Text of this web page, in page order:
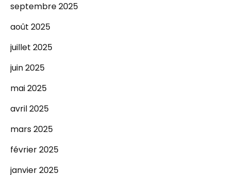
septembre 2025
août 2025
juillet 2025
juin 2025
mai 2025
avril 2025
mars 2025
février 2025
janvier 2025